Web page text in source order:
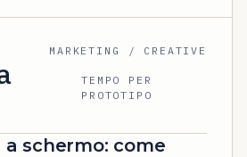
MARKETING / CREATIVE
TEMPO PER
PROTOTIPO
schermo: come